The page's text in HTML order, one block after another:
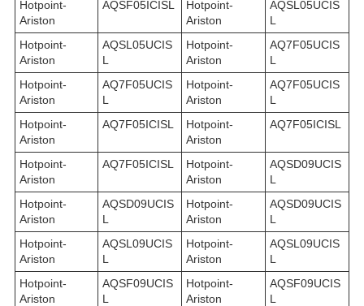
Hotpoint-
Ariston
AQSF05ICISL
Hotpoint-
Ariston
AQSL05UCIS
L
Hotpoint-
Ariston
AQSL05UCIS
L
Hotpoint-
Ariston
AQ7F05UCIS
L
Hotpoint-
Ariston
AQ7F05UCIS
L
Hotpoint-
Ariston
AQ7F05UCIS
L
Hotpoint-
Ariston
AQ7F05ICISL
Hotpoint-
Ariston
AQ7F05ICISL
Hotpoint-
Ariston
AQ7F05ICISL
Hotpoint-
Ariston
AQSD09UCIS
L
Hotpoint-
Ariston
AQSD09UCIS
L
Hotpoint-
Ariston
AQSD09UCIS
L
Hotpoint-
Ariston
AQSL09UCIS
L
Hotpoint-
Ariston
AQSL09UCIS
L
Hotpoint-
Ariston
AQSF09UCIS
L
Hotpoint-
Ariston
AQSF09UCIS
L